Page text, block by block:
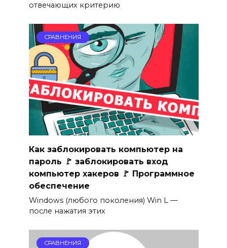
отвечающих критерию
СРАВНЕНИЯ
Как заблокировать компьютер на
пароль 🚩 заблокировать вход
компьютер хакеров 🚩 Программное
обеспечение
Windows (любого поколения) Win L —
после нажатия этих
СРАВНЕНИЯ